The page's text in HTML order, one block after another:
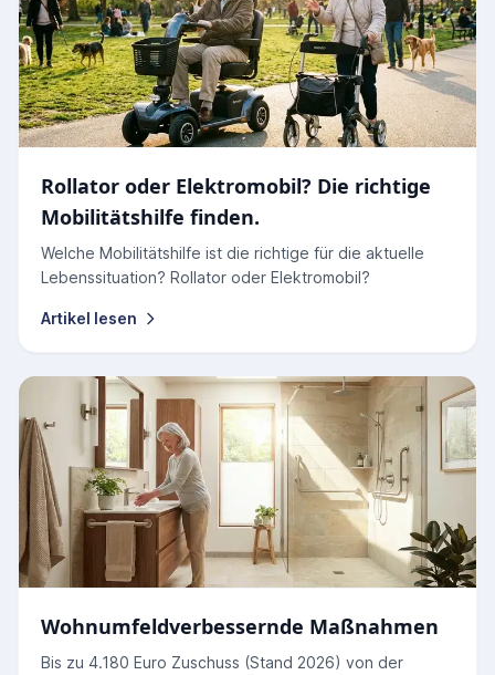
Rollator oder Elektromobil? Die richtige
Mobilitätshilfe finden.
Welche Mobilitätshilfe ist die richtige für die aktuelle
Lebenssituation? Rollator oder Elektromobil?
Artikel lesen
Wohnumfeldverbessernde Maßnahmen
Bis zu 4.180 Euro Zuschuss (Stand 2026) von der